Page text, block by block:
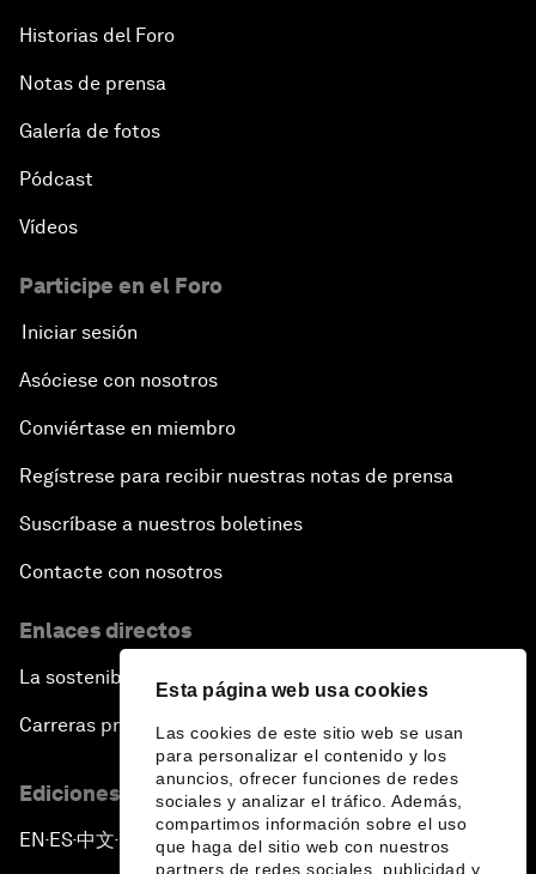
Esta página web usa cookies
Las cookies de este sitio web se usan
para personalizar el contenido y los
anuncios, ofrecer funciones de redes
sociales y analizar el tráfico. Además,
compartimos información sobre el uso
que haga del sitio web con nuestros
partners de redes sociales, publicidad y
Historias del Foro
Notas de prensa
Galería de fotos
Pódcast
Vídeos
Participe en el Foro
Iniciar sesión
Asóciese con nosotros
Conviértase en miembro
Regístrese para recibir nuestras notas de prensa
Suscríbase a nuestros boletines
Contacte con nosotros
Enlaces directos
La sostenibilidad en el Foro
Carreras profesionales
Ediciones en otros idiomas
EN ▪ES▪中文▪ 日本語